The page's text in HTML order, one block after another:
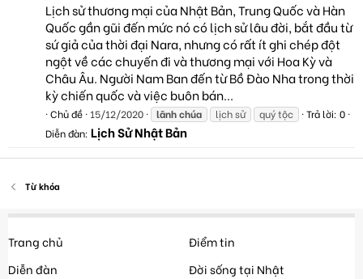
Lịch sử thương mại của Nhật Bản, Trung Quốc và Hàn
Quốc gần gũi đến mức nó có lịch sử lâu đời, bắt đầu từ
sứ giả của thời đại Nara, nhưng có rất ít ghi chép đột
ngột về các chuyến đi và thương mại với Hoa Kỳ và
Châu Âu. Người Nam Ban đến từ Bồ Đào Nha trong thời
kỳ chiến quốc và việc buôn bán...
Chủ đề 15/12/2020 lãnhchúa lịch sử quý tộc
Trả lời: 0
Diễn đàn: Lịch Sử Nhật Bản
Từ khóa
Trang chủ
Diễn đàn
Điểm tin
Đời sống tại Nhật